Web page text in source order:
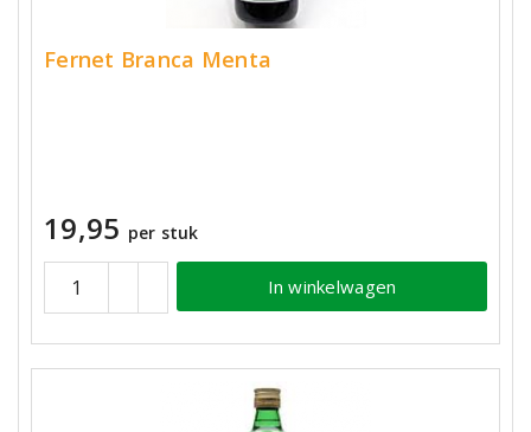
Fernet Branca Menta
19,95 per stuk
In winkelwagen